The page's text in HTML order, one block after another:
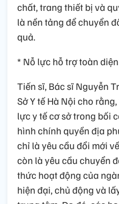
chất, trang thiết bị và
là nền tảng để chuyển
quả.
* Nỗ lực hỗ trợ toàn
Tiến sĩ, Bác sĩ Nguyễn
Sở Y tế Hà Nội cho
lực y tế cơ sở trong bối
hình chính quyền địa
chỉ là yêu cầu đổi mới
còn là yêu cầu chuyển
thức hoạt động của
hiện đại, chủ động và